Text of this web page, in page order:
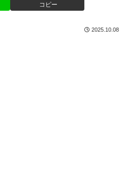
コピー
2025.10.08